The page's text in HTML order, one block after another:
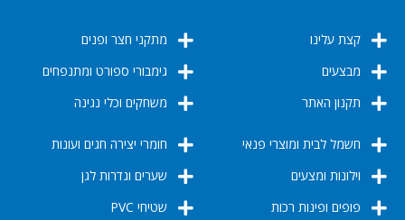
קצת עלינו
מבצעים
תקנון האתר
מתקני חצר ופנים
גימבורי ספורט ומתנפחים
משחקים וכלי נגינה
חשמל לבית ומוצרי פנאי
וילונות ומצעים
פופים ופינות רכות
חומרי יצירה חגים ועונות
שערים וגדרות לגן
שטיחי PVC